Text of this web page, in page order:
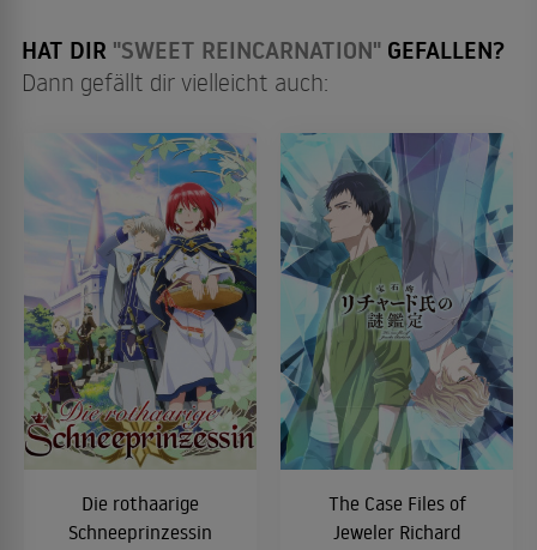
HAT DIR "SWEET REINCARNATION" GEFALLEN?
Dann gefällt dir vielleicht auch:
Die rothaarige
Schneeprinzessin
The Case Files of
Jeweler Richard